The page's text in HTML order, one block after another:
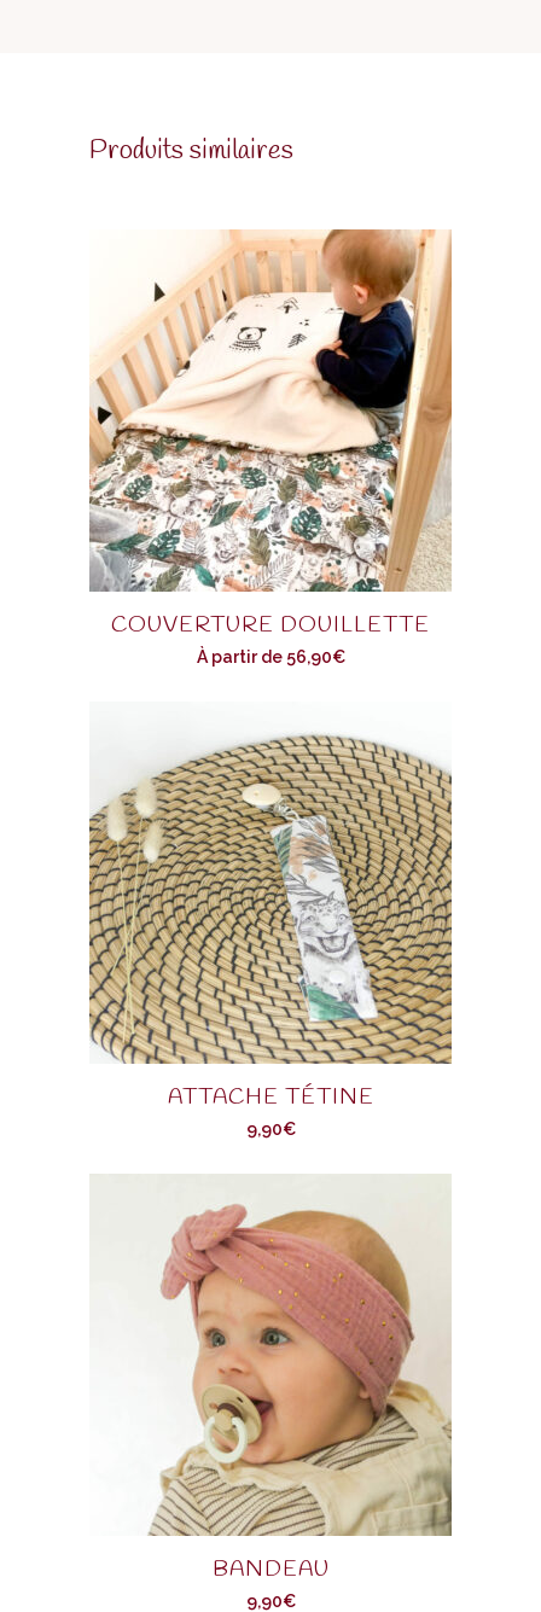
Produits similaires
COUVERTURE DOUILLETTE
À partir de 56,90€
ATTACHE TÉTINE
9,90€
BANDEAU
9,90€